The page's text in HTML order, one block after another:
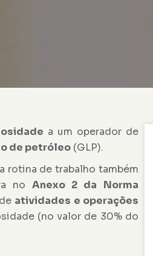
a um operador de
de petróleo (GLP).
rotina de trabalho também
noAnexo 2 da Norma
atividades e operações
(no valor de 30% do